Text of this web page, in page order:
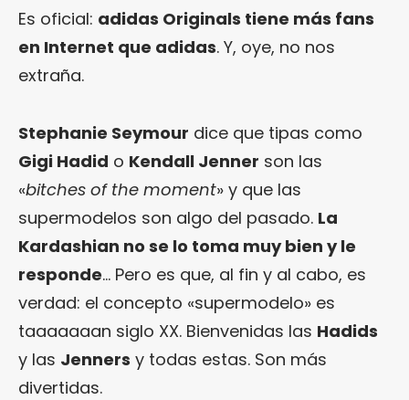
Es oficial: adidas Originals tiene más fans
en Internet que adidas. Y, oye, no nos
extraña.
Stephanie Seymour dice que tipas como
Gigi Hadid o Kendall Jenner son las
«bitches of the moment» y que las
supermodelos son algo del pasado. La
Kardashian no se lo toma muy bien y le
responde… Pero es que, al fin y al cabo, es
verdad: el concepto «supermodelo» es
taaaaaaan siglo XX. Bienvenidas las Hadids
y las Jenners y todas estas. Son más
divertidas.